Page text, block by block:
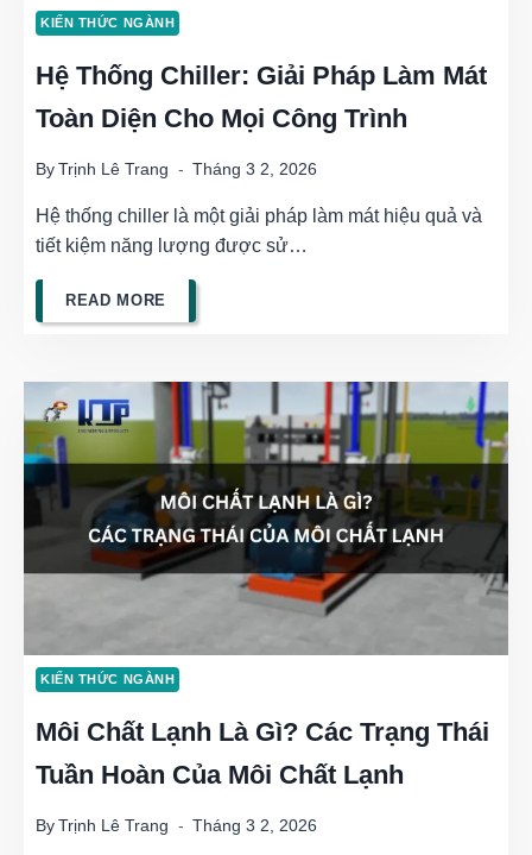
NĂNG
LƯỢNG
KIẾN THỨC NGÀNH
Hệ Thống Chiller: Giải Pháp Làm Mát
Toàn Diện Cho Mọi Công Trình
ByTrịnh Lê Trang Tháng 3 2, 2026
Hệ thống chiller là một giải pháp làm mát hiệu quả và
tiết kiệm năng lượng được sử…
READ MORE
CHILLER:
GIẢI
PHÁP
LÀM
MÁT
CHO
MỌI
CÔNG
KIẾN THỨC NGÀNH
Môi Chất Lạnh Là Gì? Các Trạng Thái
Tuần Hoàn Của Môi Chất Lạnh
ByTrịnh Lê Trang Tháng 3 2, 2026